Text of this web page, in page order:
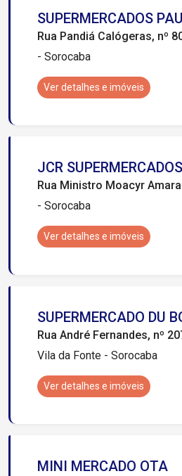
SUPERMERCADOS
Rua Pandiá Calógeras, nº
- Sorocaba
Ver detalhes e imóveis
JCR
Rua Ministro Moacyr
- Sorocaba
Ver detalhes e imóveis
SUPERMERCADO DU
Rua André Fernandes, nº
Vila da Fonte - Sorocaba
Ver detalhes e imóveis
MINI MERCADO OTA